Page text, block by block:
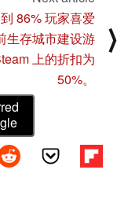
86% 玩家喜爱
生存城市建设游
上的折扣为
50%。
⟩